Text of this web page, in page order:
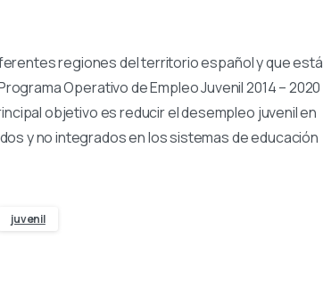
regiones del territorio español y que está
Operativo de Empleo Juvenil 2014 – 2020
objetivo es reducir el desempleo juvenil en
y no integrados en los sistemas de educación
juvenil